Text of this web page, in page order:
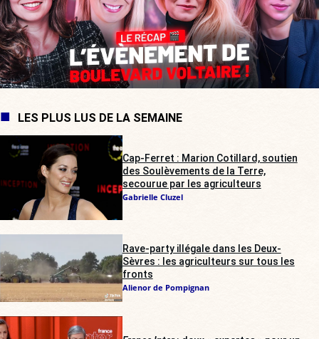
LES PLUS LUS DE LA SEMAINE
Cap-Ferret : Marion Cotillard, soutien
des Soulèvements de la Terre,
secourue par les agriculteurs
Gabrielle Cluzel
Rave-party illégale dans les Deux-
Sèvres : les agriculteurs sur tous les
fronts
Alienor de Pompignan